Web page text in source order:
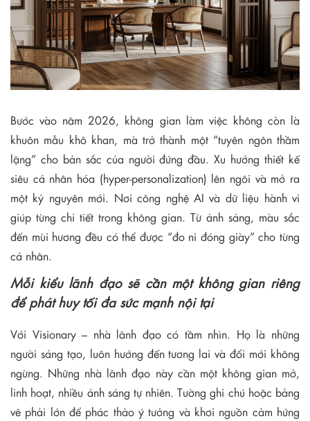
Bước vào năm 2026, không gian làm việc không còn là
khuôn mẫu khô khan, mà trở thành một “tuyên ngôn thầm
lặng” cho bản sắc của người đứng đầu. Xu hướng thiết kế
siêu cá nhân hóa (hyper-personalization) lên ngôi và mở ra
một kỷ nguyên mới. Nơi công nghệ AI và dữ liệu hành vi
giúp từng chi tiết trong không gian. Từ ánh sáng, màu sắc
đến mùi hương đều có thể được “đo ni đóng giày” cho từng
cá nhân.
Mỗi kiểu lãnh đạo sẽ cần một không gian riêng
để phát huy tối đa sức mạnh nội tại
Với Visionary – nhà lãnh đạo có tầm nhìn. Họ là những
người sáng tạo, luôn hướng đến tương lai và đổi mới không
ngừng. Những nhà lãnh đạo này cần một không gian mở,
linh hoạt, nhiều ánh sáng tự nhiên. Tường ghi chú hoặc bảng
vẽ phải lớn để phác thảo ý tưởng và khơi nguồn cảm hứng